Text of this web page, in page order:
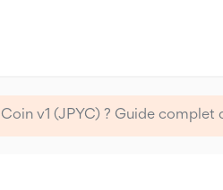
v1 (JPYC) ? Guide complet